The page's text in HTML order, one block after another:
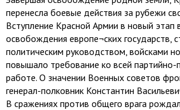
перенесла боевые действия за рубежи
Вступление Красной Армии в новый этап
освобождения европе¬ских государств,
политическим руководством, войсками
повышало требование ко всей партийно-
работе. О значении Военных советов
генерал-полковник Константин
В сражениях против общего врага